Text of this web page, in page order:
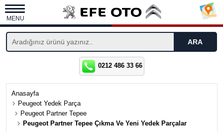
MENU
0212 486 33 66
Anasayfa
Peugeot Yedek Parça
Peugeot Partner Tepee
Peugeot Partner Tepee Çıkma Ve Yeni Yedek Parçalar